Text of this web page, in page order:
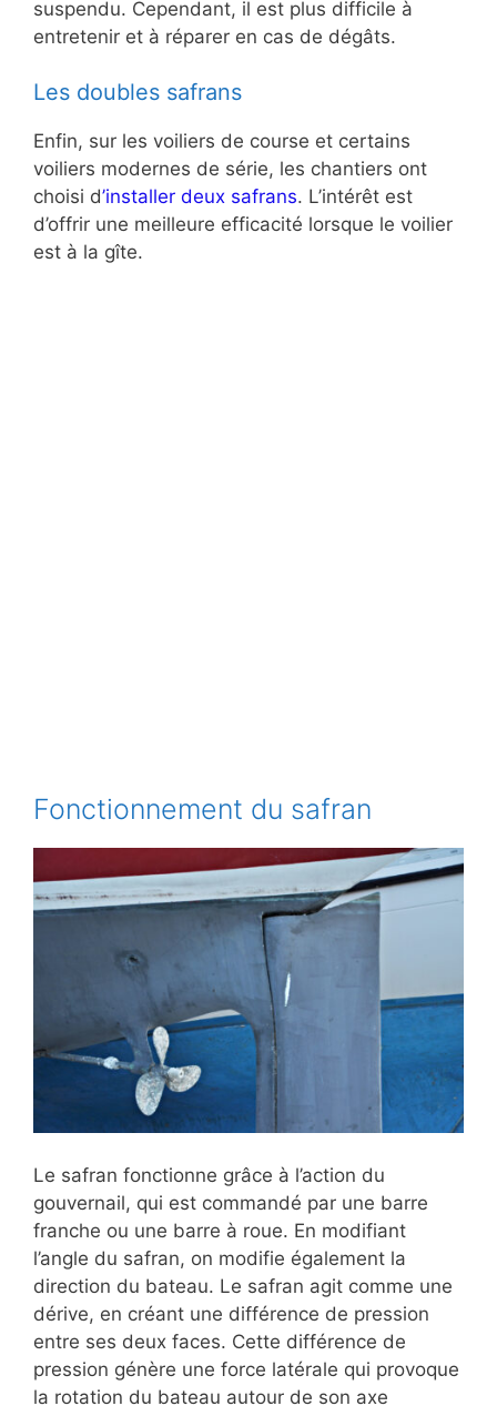
suspendu. Cependant, il est plus difficile à
entretenir et à réparer en cas de dégâts.
Les doubles safrans
Enfin, sur les voiliers de course et certains
voiliers modernes de série, les chantiers ont
choisi d’installer deux safrans. L’intérêt est
d’offrir une meilleure efficacité lorsque le voilier
est à la gîte.
Fonctionnement du safran
Le safran fonctionne grâce à l’action du
gouvernail, qui est commandé par une barre
franche ou une barre à roue. En modifiant
l’angle du safran, on modifie également la
direction du bateau. Le safran agit comme une
dérive, en créant une différence de pression
entre ses deux faces. Cette différence de
pression génère une force latérale qui provoque
la rotation du bateau autour de son axe